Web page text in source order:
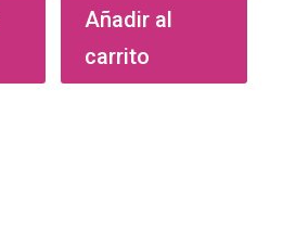
producto
múltiples
original
335,00€.
Añadir al
carrito